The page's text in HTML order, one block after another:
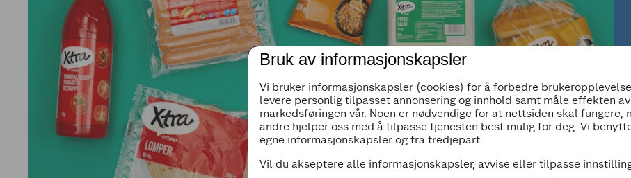
Bruk av informasjonskapsler
Vi bruker informasjonskapsler (cookies) for å forbedre
levere personlig tilpasset annonsering og innhold samt måle effekten av
markedsføringen vår. Noen er nødvendige for at nettsiden skal fungere,
andre hjelper oss med å tilpasse tjenesten best mulig for deg. Vi
egne informasjonskapsler og fra tredjepart.
Vil du akseptere alle informasjonskapsler, avvise eller tilpasse